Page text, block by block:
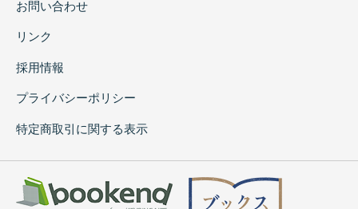
お問い合わせ
リンク
採用情報
プライバシーポリシー
特定商取引に関する表示